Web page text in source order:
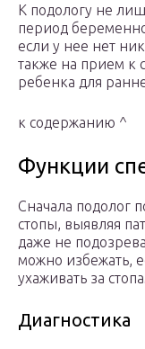
К подологу не
период
если у нее нет
также на прием к
ребенка для
к содержанию ^
Функции
Сначала подолог
стопы, выявляя
даже не
можно избежать,
ухаживать за
Диагностика